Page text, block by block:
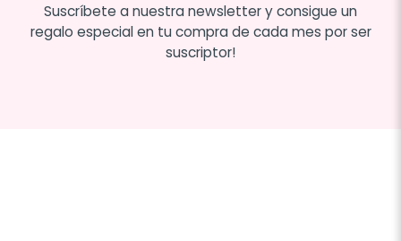
Suscríbete a nuestra newsletter y consigue un
regalo especial en tu compra de cada mes por ser
suscriptor!